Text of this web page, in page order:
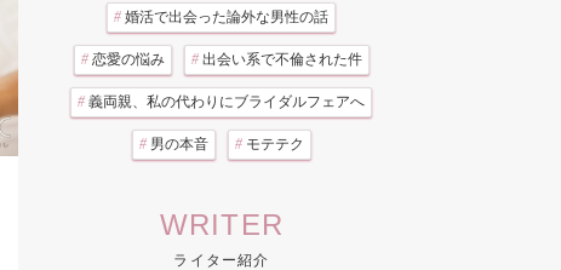
# 婚活で出会った論外な男性の話
# 恋愛の悩み # 出会い系で不倫された件
# 義両親、私の代わりにブライダルフェアへ
# 男の本音 # モテテク
WRITER
ライター紹介